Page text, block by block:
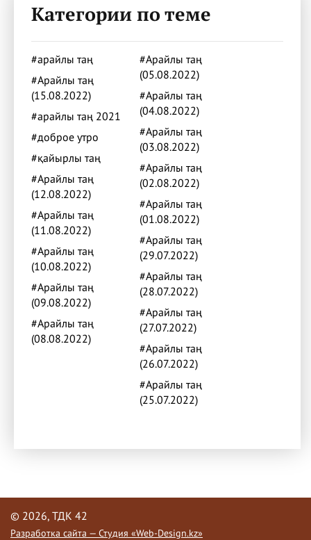
Категории по теме
#арайлы таң
#Арайлы таң
(15.08.2022)
#арайлы таң 2021
#доброе утро
#қайырлы таң
#Арайлы таң
(12.08.2022)
#Арайлы таң
(11.08.2022)
#Арайлы таң
(10.08.2022)
#Арайлы таң
(09.08.2022)
#Арайлы таң
(08.08.2022)
#Арайлы таң
(05.08.2022)
#Арайлы таң
(04.08.2022)
#Арайлы таң
(03.08.2022)
#Арайлы таң
(02.08.2022)
#Арайлы таң
(01.08.2022)
#Арайлы таң
(29.07.2022)
#Арайлы таң
(28.07.2022)
#Арайлы таң
(27.07.2022)
#Арайлы таң
(26.07.2022)
#Арайлы таң
(25.07.2022)
© 2026, ТДК 42
Разработка сайта — Студия «Web-Design.kz»